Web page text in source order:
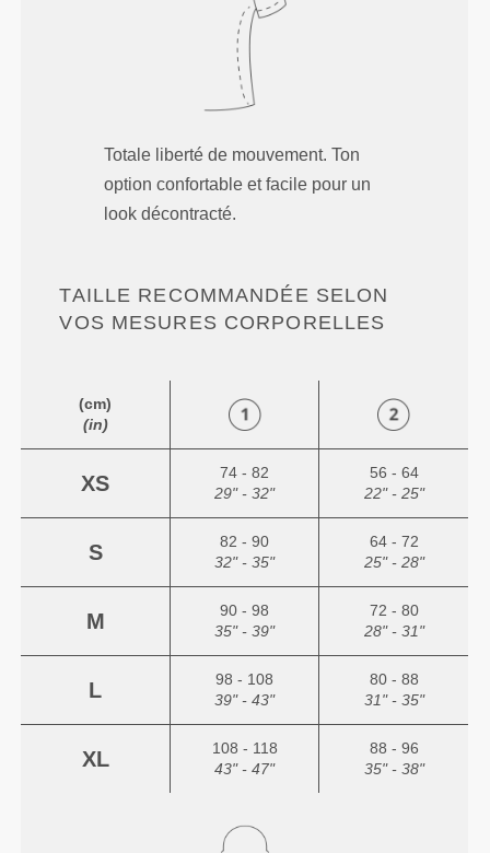
Totale liberté de mouvement. Ton
option confortable et facile pour un
look décontracté.
TAILLE RECOMMANDÉE SELON
VOS MESURES CORPORELLES
(cm)
(in)
XS
74 - 82
29" - 32"
56 - 64
22" - 25"
S
82 - 90
32" - 35"
64 - 72
25" - 28"
M
90 - 98
35" - 39"
72 - 80
28" - 31"
L
98 - 108
39" - 43"
80 - 88
31" - 35"
XL
108 - 118
43" - 47"
88 - 96
35" - 38"